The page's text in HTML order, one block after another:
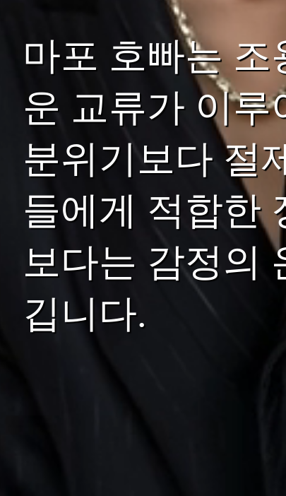
마포 호빠는
운 교류가 이루
분위기보다 절
들에게 적합한
보다는 감정의
깁니다.